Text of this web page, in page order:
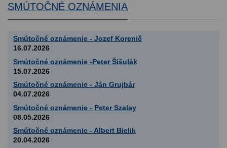
SMÚTOČNÉ OZNÁMENIA
Smútočné oznámenie - Jozef Korenič
16.07.2026
Smútočné oznámenie -Peter Šišulák
15.07.2026
Smútočné oznámenie - Ján Grujbár
04.07.2026
Smútočné oznámenie - Peter Szalay
08.05.2026
Smútočné oznámenie - Albert Bielik
20.04.2026